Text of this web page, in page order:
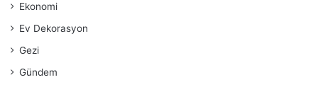
Ekonomi
Ev Dekorasyon
Gezi
Gündem